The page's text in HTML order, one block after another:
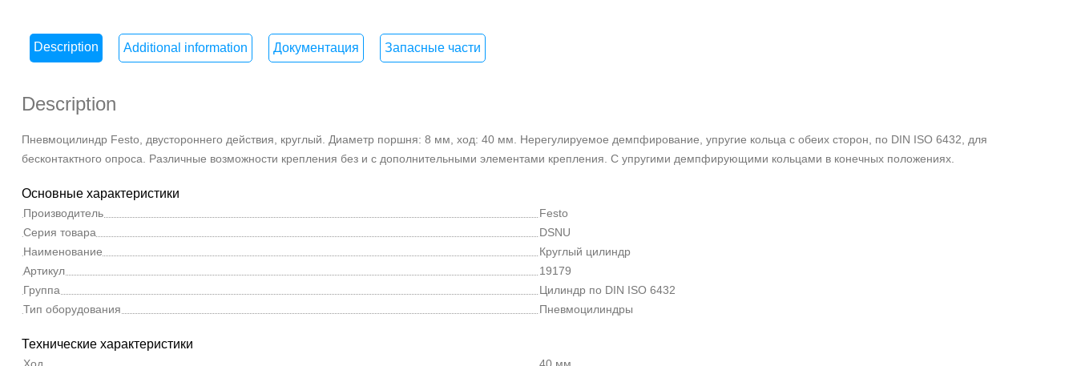
Description Additional information Документация Запасные части
Description
Пневмоцилиндр Festo, двустороннего действия, круглый. Диаметр поршня: 8 мм, ход: 40 мм. Нерегулируемое демпфирование, упругие кольца с обеих сторон, по DIN ISO 6432, для
бесконтактного опроса. Различные возможности крепления без и с дополнительными элементами крепления. С упругими демпфирующими кольцами в конечных положениях.
Основные характеристики
Производитель
Festo
Серия товара
DSNU
Наименование
Круглый цилиндр
Артикул
19179
Группа
Цилиндр по DIN ISO 6432
Тип оборудования
Пневмоцилиндры
Технические характеристики